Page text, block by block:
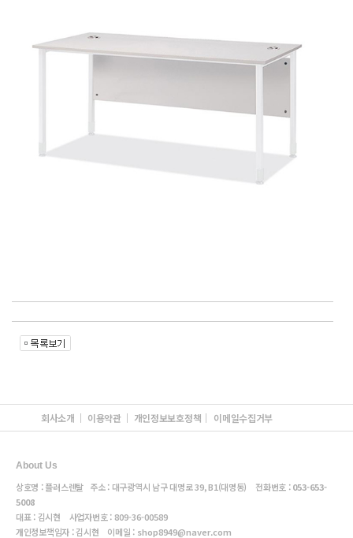
회사소개 이용약관 개인정보보호정책 이메일수집거부
About Us
상호명 : 플러스렌탈 주소 : 대구광역시 남구 대명로 39, B1(대명동) 전화번호 :053-653-
5008
대표 : 김시현 사업자번호 : 809-36-00589
개인정보책임자 : 김시현 이메일 : shop8949@naver.com